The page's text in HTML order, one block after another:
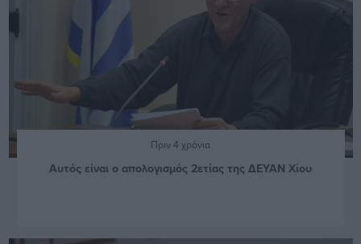
Πριν 4 χρόνια
Αυτός είναι ο απολογισμός 2ετίας της ΔΕΥΑΝ Χίου